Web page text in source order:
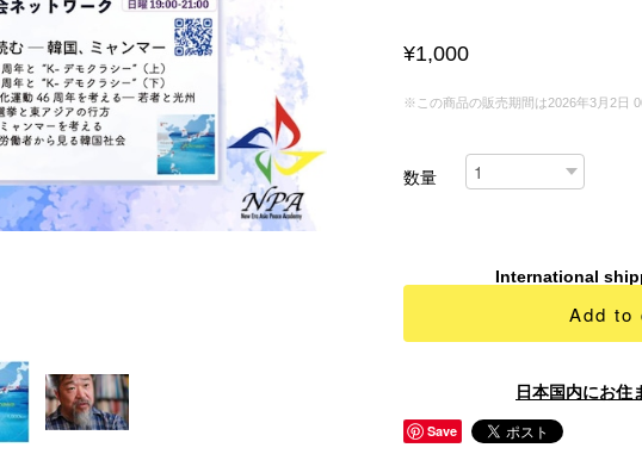
¥1,000
※この商品の販売期間は2026年3月2日
数量
International
Add to
日本国内にお住
Save